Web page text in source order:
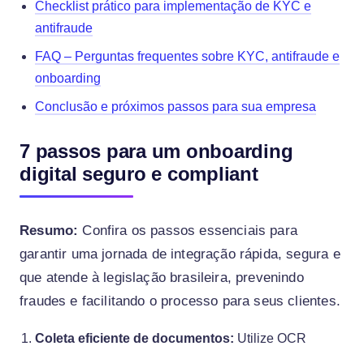
Checklist prático para implementação de KYC e
antifraude
FAQ – Perguntas frequentes sobre KYC, antifraude e
onboarding
Conclusão e próximos passos para sua empresa
7 passos para um onboarding
digital seguro e compliant
Resumo: Confira os passos essenciais para
garantir uma jornada de integração rápida, segura e
que atende à legislação brasileira, prevenindo
fraudes e facilitando o processo para seus clientes.
Coleta eficiente de documentos: Utilize OCR